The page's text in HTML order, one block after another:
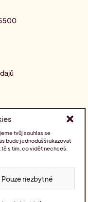
tvůj souhlas se
bude jednodušší ukazovat
s tím, co vidět nechceš.
Pouze nezbytné